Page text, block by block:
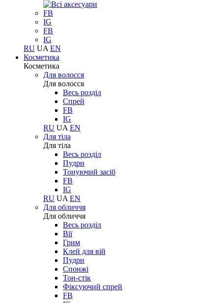
FB
IG
FB
IG
RU UA EN
Косметика
Косметика
Для волосся
Для волосся
Весь розділ
Спрей
FB
IG
RU UA EN
Для тіла
Для тіла
Весь розділ
Пудри
Тонуючий засіб
FB
IG
RU UA EN
Для обличчя
Для обличчя
Весь розділ
Вії
Грим
Клей для вій
Пудри
Спонжі
Тон-стік
Фіксуючий спрей
FB